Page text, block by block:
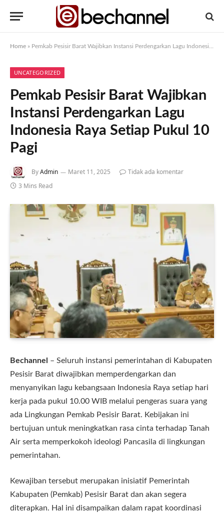
Home » Pemkab Pesisir Barat Wajibkan Instansi Perdengarkan Lagu Indonesia Raya Setiap Pukul 10 Pagi
UNCATEGORIZED
Pemkab Pesisir Barat Wajibkan
Instansi Perdengarkan Lagu
Indonesia Raya Setiap Pukul 10
Pagi
ByAdmin Maret 11, 2025
Tidak ada komentar
3 Mins Read
Bechannel – Seluruh instansi pemerintahan di Kabupaten
Pesisir Barat diwajibkan memperdengarkan dan
menyanyikan lagu kebangsaan Indonesia Raya setiap hari
kerja pada pukul 10.00 WIB melalui pengeras suara yang
ada Lingkungan Pemkab Pesisir Barat. Kebijakan ini
bertujuan untuk meningkatkan rasa cinta terhadap Tanah
Air serta memperkokoh ideologi Pancasila di lingkungan
pemerintahan.
Kewajiban tersebut merupakan inisiatif Pemerintah
Kabupaten (Pemkab) Pesisir Barat dan akan segera
diterapkan. Hal ini disampaikan dalam rapat koordinasi